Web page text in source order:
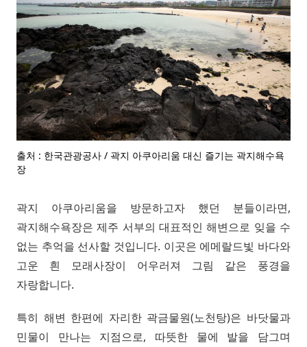
출처 : 한국관광공사 / 곽지 아쿠아리움 대신 즐기는 곽지해수욕
장
곽지 아쿠아리움을 방문하고자 했던 분들이라면,
곽지해수욕장은 제주 서부의 대표적인 해변으로 잊을 수
없는 추억을 선사할 것입니다. 이곳은 에메랄드빛 바다와
고운 흰 모래사장이 어우러져 그림 같은 풍경을
자랑합니다.
특히 해변 한편에 자리한 곽금물원(노천탕)은 바닷물과
민물이 만나는 지점으로, 따뜻한 물에 발을 담그며